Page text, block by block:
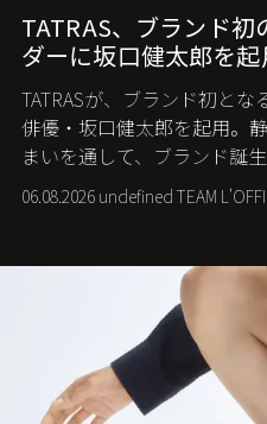
TATRAS、ブランド
ダーに坂口健太郎を起
TATRASが、ブランド初と
俳優・坂口健太郎を起用。
まいを通して、ブランド誕
新たなストーリーを発信す
06.08.2026 undefined TEAM